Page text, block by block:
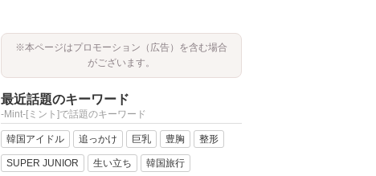
※本ページはプロモーション（広告）を含む場合
がございます。
最近話題のキーワード
-Mint-[ミント]で話題のキーワード
韓国アイドル 追っかけ 巨乳 豊胸 整形
SUPER JUNIOR 生い立ち 韓国旅行